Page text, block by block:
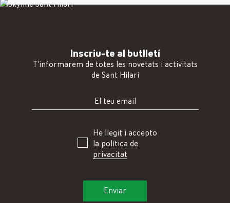
Inscriu-te al butlletí
T'informarem de totes les novetats i activitats
de Sant Hilari
He llegit i accepto
la política de
privacitat